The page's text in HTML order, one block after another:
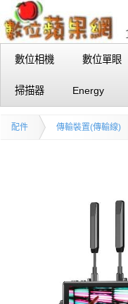
數位相機 數位單眼
掃描器 Energy
配件 傳輸裝置(傳輸線)